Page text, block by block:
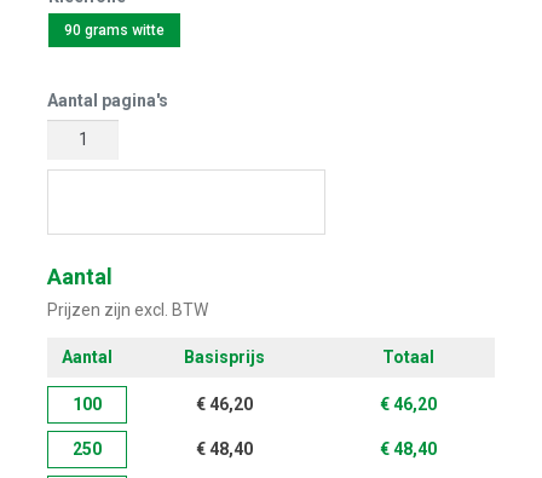
90 grams witte
Aantal pagina's
Aantal
Prijzen zijn excl. BTW
Aantal Basisprijs Totaal
100 € 46,20 € 46,20
250 € 48,40 € 48,40